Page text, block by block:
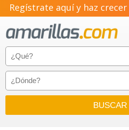
Regístrate aquí y haz